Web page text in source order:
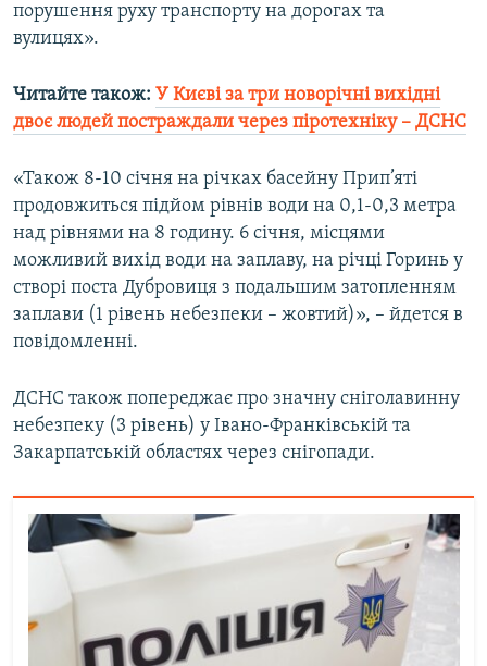
порушення руху транспорту на дорогах та
вулицях».
Читайте також: У Києві за три новорічні вихідні
двоє людей постраждали через піротехніку – ДСНС
«Також 8-10 січня на рiчках басейну Прип’ятi
продовжиться пiдйом рiвнiв води на 0,1-0,3 метра
над рiвнями на 8 годину. 6 сiчня, мiсцями
можливий вихiд води на заплаву, на рiчцi Горинь у
створi поста Дубровиця з подальшим затопленням
заплави (1 рівень небезпеки – жовтий)», – йдется в
повідомленні.
ДСНС також попереджає про значну сніголавинну
небезпеку (3 рівень) у Івано-Франківській та
Закарпатській областях через снігопади.